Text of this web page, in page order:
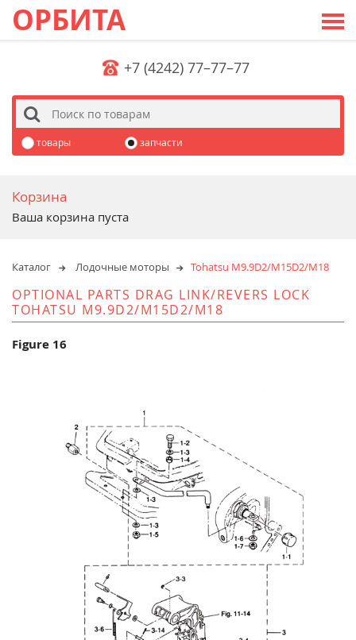
ОРБИТА
+7 (4242) 77–77–77
s
товары запчасти
Корзина
Ваша корзина пуста
Каталог Лодочные моторы Tohatsu M9.9D2/M15D2/M18
OPTIONAL PARTS DRAG LINK/REVERS LOCK
TOHATSU M9.9D2/M15D2/M18
Figure 16